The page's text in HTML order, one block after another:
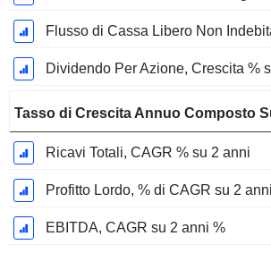
Dividendo Per Azione, Crescita %
Tasso di Crescita Annuo Composto
Ricavi Totali, CAGR % su 2 anni
Profitto Lordo, % di CAGR su 2 anni
EBITDA, CAGR su 2 anni %